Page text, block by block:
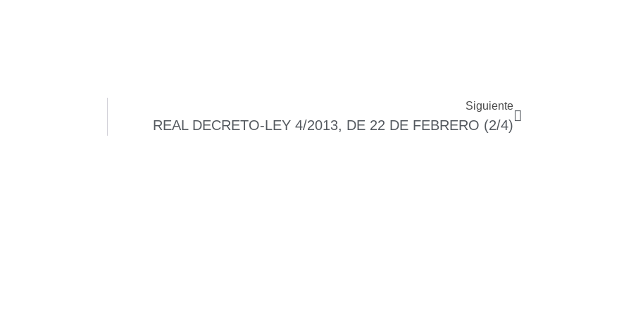
Siguiente
REAL DECRETO-LEY 4/2013, DE 22 DE FEBRERO (2/4)